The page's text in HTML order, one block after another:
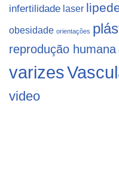
infertilidade laser
obesidade orientações
reprodução humana
varizes
video